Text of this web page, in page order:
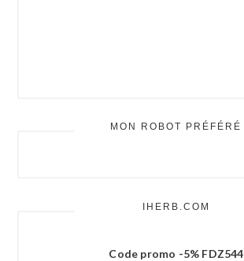
MON ROBOT PRÉFÉRÉ
IHERB.COM
Code promo -5% FDZ544